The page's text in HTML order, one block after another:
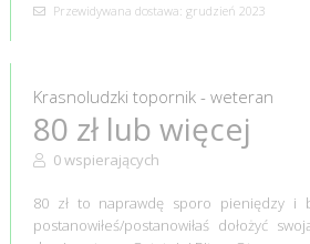
Przewidywana dostawa: grudzień 2023
Krasnoludzki topornik - weteran
80 zł lub więcej
0 wspierających
80 zł to naprawdę sporo pieniędzy i
postanowiłeś/postanowiłaś dołożyć